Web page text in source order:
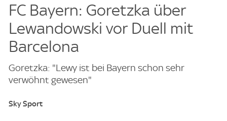
FC Bayern: Goretzka über
Lewandowski vor Duell mit
Barcelona
Goretzka: "Lewy ist bei Bayern schon sehr
verwöhnt gewesen"
Sky Sport